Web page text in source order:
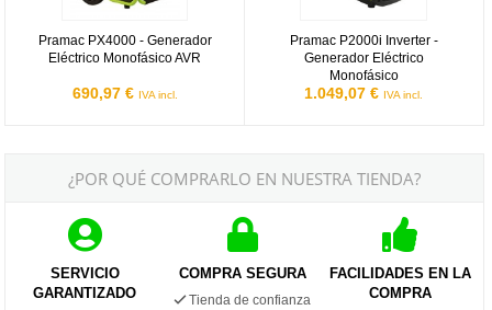
Pramac PX4000 - Generador
Eléctrico Monofásico AVR
690,97 € IVA incl.
Pramac P2000i Inverter -
Generador Eléctrico
Monofásico
1.049,07 € IVA incl.
¿POR QUÉ COMPRARLO EN NUESTRA TIENDA?
SERVICIO
GARANTIZADO
COMPRA SEGURA
Tienda de confianza
FACILIDADES EN LA
COMPRA